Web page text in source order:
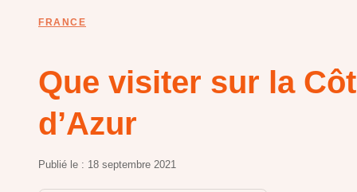
FRANCE
Que visiter sur la
d’Azur
Publié le : 18 septembre 2021